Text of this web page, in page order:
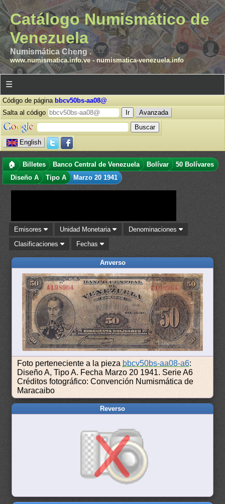
Catálogo Numismático de
Venezuela
Numismática Cheng .
www.numismatica.info.ve- numismatica-venezuela.info
☰
Código de página bbcv50bs-aa08@
Salta al código
Avanzada
English
🏠 Billetes Banco Central de Venezuela Bolívar
50 Bolívares
Diseño A
Tipo A Marzo 20 1941
Emisores Unidad Monetaria
Denominaciones
Clasificaciones
Fechas
Anverso
Foto perteneciente a la pieza bbcv50bs-aa08-a6:
Diseño A, Tipo A. Fecha Marzo 20 1941. Serie A6
Créditos fotográfico: Convención Numismática de
Maracaibo
Reverso